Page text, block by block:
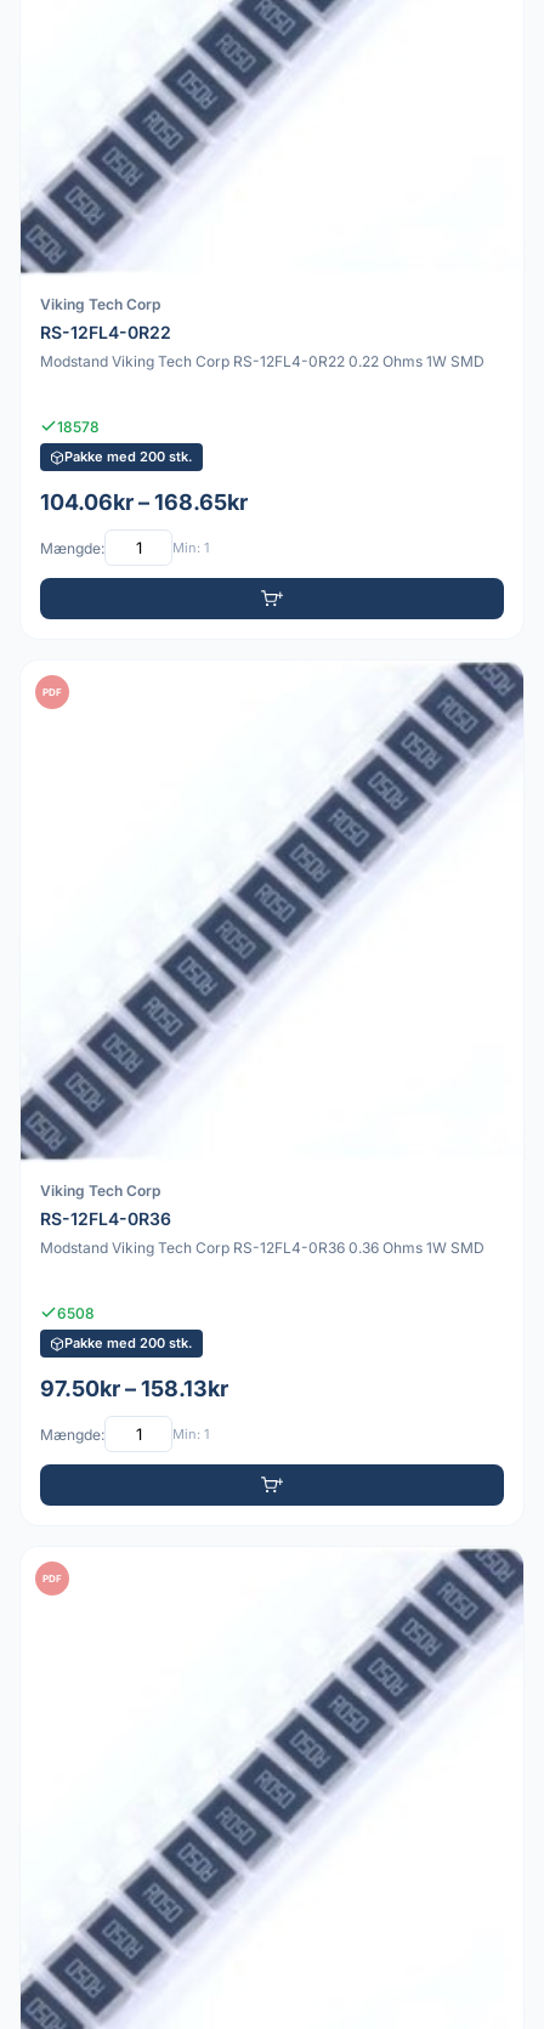
Viking Tech Corp
RS-12FL4-0R22
Modstand Viking Tech Corp RS-12FL4-0R22 0.22 Ohms 1W SMD
18578
Pakke med 200 stk.
104.06kr – 168.65kr
Mængde: Min: 1
PDF
Viking Tech Corp
RS-12FL4-0R36
Modstand Viking Tech Corp RS-12FL4-0R36 0.36 Ohms 1W SMD
6508
Pakke med 200 stk.
97.50kr – 158.13kr
Mængde: Min: 1
PDF